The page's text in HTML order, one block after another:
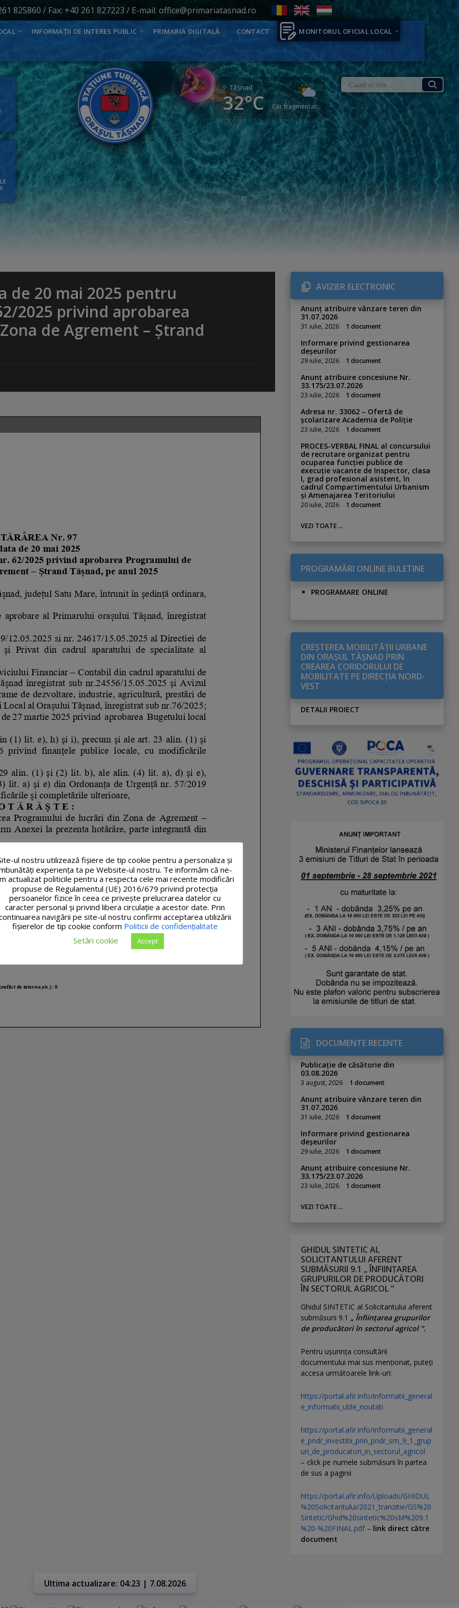
825860 / Fax: +40 261 827223 / E-mail: office@primariatasnad.ro
INFORMAȚII DE INTERES PUBLIC PRIMARIA DIGITALĂ CONTACT MONITORUL OFICIAL LOCAL
Tăşnad
32°C Cer fragmentat
de 20 mai 2025 pentru
2025 privind aprobarea
de Agrement – Ștrand
AVIZIER ELECTRONIC
Anunț atribuire vânzare teren din
31.07.2026
31 iulie, 2026 1 document
Informare privind gestionarea
deșeurilor
29 iulie, 2026 1 document
Anunț atribuire concesiune Nr.
33.175/23.07.2026
23 iulie, 2026 1 document
Adresa nr. 33062 – Ofertă de
școlarizare Academia de Poliție
23 iulie, 2026 1 document
PROCES-VERBAL FINAL al concursului
de recrutare organizat pentru
ocuparea funcției publice de
execuție vacante de Inspector, clasa
I, grad profesional asistent, în
cadrul Compartimentului Urbanism
și Amenajarea Teritoriului
20 iulie, 2026 1 document
VEZI TOATE ...
PROGRAMĂRI ONLINE BULETINE
PROGRAMARE ONLINE
CREŞTEREA MOBILITĂŢII URBANE
DIN ORAŞUL TĂŞNAD PRIN
CREAREA CORIDORULUI DE
MOBILITATE PE DIRECŢIA NORD-
VEST
DETALII PROIECT
DOCUMENTE RECENTE
Publicație de căsătorie din
03.08.2026
3 august, 2026 1 document
Anunț atribuire vânzare teren din
31.07.2026
31 iulie, 2026 1 document
Informare privind gestionarea
deșeurilor
29 iulie, 2026 1 document
Anunț atribuire concesiune Nr.
33.175/23.07.2026
23 iulie, 2026 1 document
VEZI TOATE ...
GHIDUL SINTETIC AL
SOLICITANTULUI AFERENT
SUBMĂSURII 9.1 „ ÎNFIINȚAREA
GRUPURILOR DE PRODUCĂTORI
ÎN SECTORUL AGRICOL ”
Ghidul SINTETIC al Solicitantului aferent
submăsurii 9.1 „ Înființarea grupurilor
de producători în sectorul agricol ”.
Pentru uşurinţa consultării
documentului mai sus menţionat, puteţi
accesa următoarele link-uri:
https://portal.afir.info/informatii_general
e_informatii_utile_noutati
https://portal.afir.info/informatii_general
e_pndr_investitii_prin_pndr_sm_9_1_grup
uri_de_producatori_in_sectorul_agricol
– click pe numele submăsurii în partea
de sus a paginii
https://portal.afir.info/Uploads/GHIDUL
%20Solicitantului/2021_tranzitie/GS%20
Sintetic/Ghid%20sintetic%20sM%209.1
%20-%20FINAL.pdf– link direct către
document
Ultima actualizare: 04:23 | 7.08.2026
ul nostru utilizează fişiere de tip cookie pentru a personaliza și
experiența ta pe Website-ul nostru. Te informăm că ne-
actualizat politicile pentru a respecta cele mai recente modificări
propuse de Regulamentul (UE) 2016/679 privind protecția
persoanelor fizice în ceea ce privește prelucrarea datelor cu
caracter personal și privind libera circulație a acestor date. Prin
navigării pe site-ul nostru confirmi acceptarea utilizării
fişierelor de tip cookie conform Politicii de confidențialitate
Setări cookie
Accept